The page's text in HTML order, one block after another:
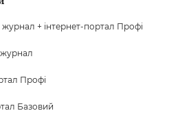
+ інтернет-портал Профі
Профі
Базовий